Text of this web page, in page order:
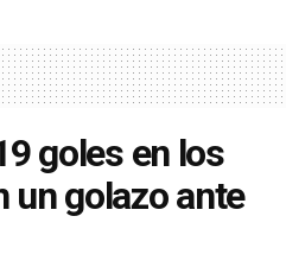
goles en los
un golazo ante